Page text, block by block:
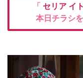
「 セリア イ
本日チラシ